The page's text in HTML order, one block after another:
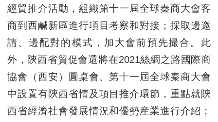
經貿推介活動，組織第十一屆全球秦商大會客
商到西鹹新區進行項目考察和對接；採取邊邀
請、邊配對的模式，加大會前預先撮合。此
外，陝西省貿促會還將在2021絲綢之路國際商
協會（西安）圓桌會、第十一屆全球秦商大會
中設置有陝西省情及項目推介環節，重點就陝
西省經濟社會發展情況和優勢産業進行介紹；